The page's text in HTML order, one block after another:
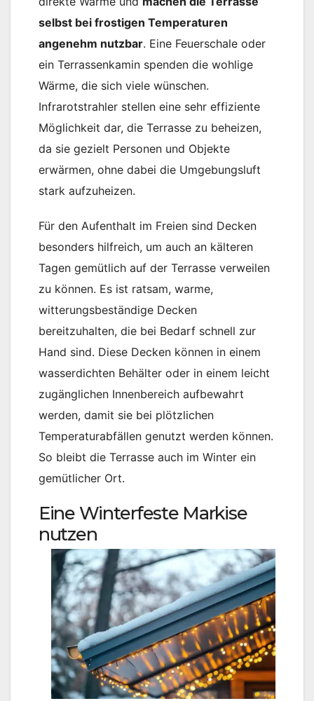
selbst bei frostigen Temperaturen
angenehm nutzbar. Eine Feuerschale oder
ein Terrassenkamin spenden die wohlige
Wärme, die sich viele wünschen.
Infrarotstrahler stellen eine sehr effiziente
Möglichkeit dar, die Terrasse zu beheizen,
da sie gezielt Personen und Objekte
erwärmen, ohne dabei die Umgebungsluft
stark aufzuheizen.
Für den Aufenthalt im Freien sind Decken
besonders hilfreich, um auch an kälteren
Tagen gemütlich auf der Terrasse verweilen
zu können. Es ist ratsam, warme,
witterungsbeständige Decken
bereitzuhalten, die bei Bedarf schnell zur
Hand sind. Diese Decken können in einem
wasserdichten Behälter oder in einem leicht
zugänglichen Innenbereich aufbewahrt
werden, damit sie bei plötzlichen
Temperaturabfällen genutzt werden können.
So bleibt die Terrasse auch im Winter ein
gemütlicher Ort.
Eine Winterfeste Markise
nutzen